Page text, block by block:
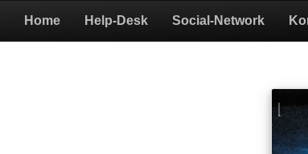
Home Help-Desk Social-Network